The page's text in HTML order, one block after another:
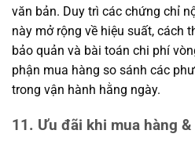
văn bản. Duy trì các chứng chỉ
này mở rộng về hiệu suất, cách
bảo quản và bài toán chi phí
phận mua hàng so sánh các
trong vận hành hằng ngày.
11. Ưu đãi khi mua hàng